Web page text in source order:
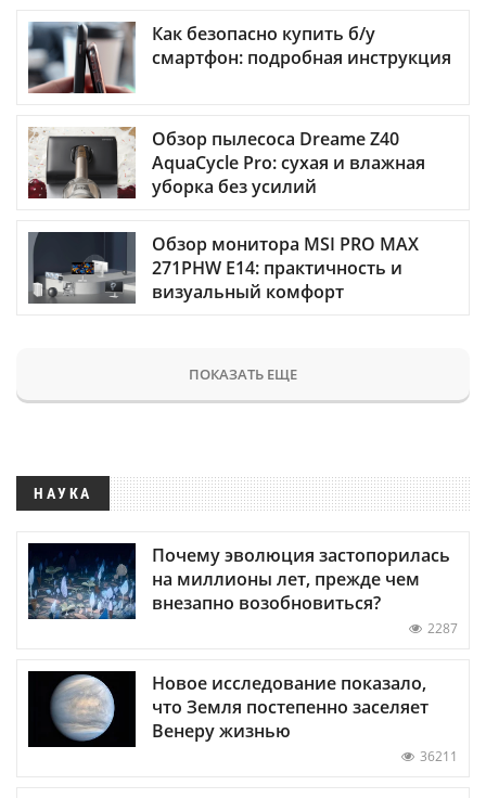
Как безопасно купить б/у
смартфон: подробная инструкция
Обзор пылесоса Dreame Z40
AquaCycle Pro: сухая и влажная
уборка без усилий
Обзор монитора MSI PRO MAX
271PHW E14: практичность и
визуальный комфорт
ПОКАЗАТЬ ЕЩЕ
НАУКА
Почему эволюция застопорилась
на миллионы лет, прежде чем
внезапно возобновиться?
2287
Новое исследование показало,
что Земля постепенно заселяет
Венеру жизнью
36211